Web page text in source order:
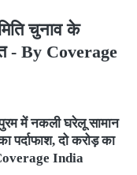
चुनाव के
- By Coverage
में नकली घरेलू सामान
पर्दाफाश, दो करोड़ का
India